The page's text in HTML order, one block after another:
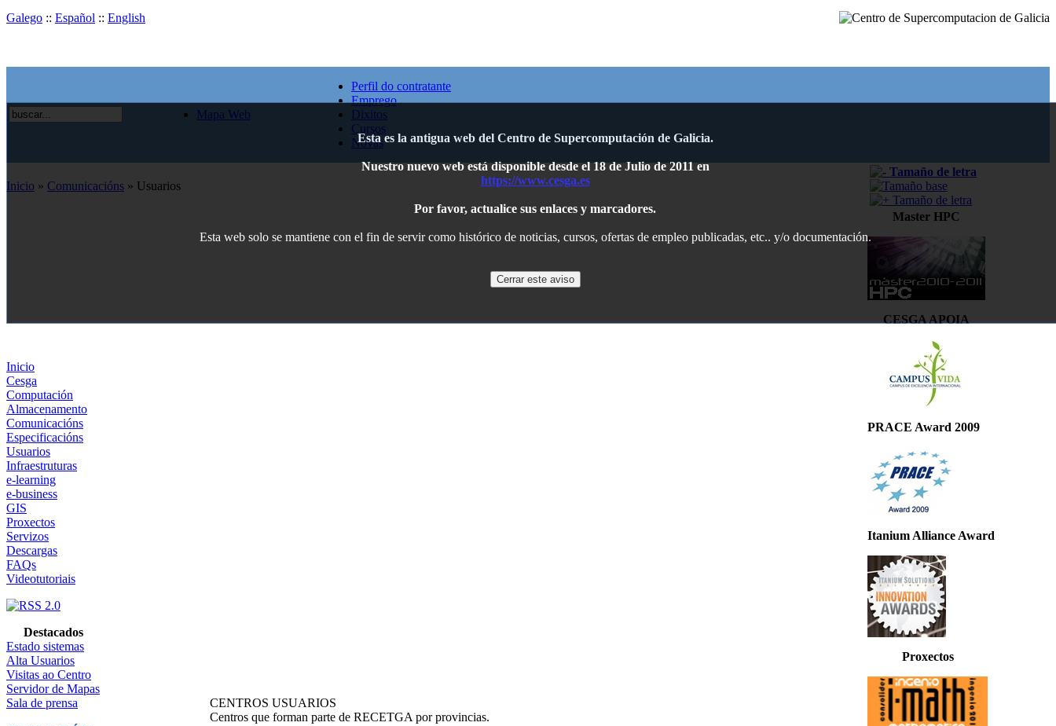
Esta es la antigua web del Centro de Supercomputación de Galicia.
Nuestro nuevo web está disponible desde el 18 de Julio de 2011 en
https://www.cesga.es
Por favor, actualice sus enlaces y marcadores.
Esta web solo se mantiene con el fin de servir como histórico de noticias, cursos, ofertas de empleo publicadas, etc.. y/o documentación.
Galego :: Español :: English
Mapa Web
Perfil do contratante
Emprego
Dixitos
Cursos
Novas
Inicio » Comunicacións » Usuarios
Inicio
Cesga
Computación
Almacenamento
Comunicacións
Especificacións
Usuarios
Infraestruturas
e-learning
e-business
GIS
Proxectos
Servizos
Descargas
FAQs
Videotutoriais
Destacados
Estado sistemas
Alta Usuarios
Visitas ao Centro
Servidor de Mapas
Sala de prensa
CENTROS USUARIOS
Centros que forman parte de RECETGA por provincias.
Master HPC
CESGA APOIA
PRACE Award 2009
Itanium Alliance Award
Proxectos